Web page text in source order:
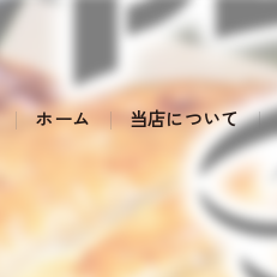
ホーム 当店について